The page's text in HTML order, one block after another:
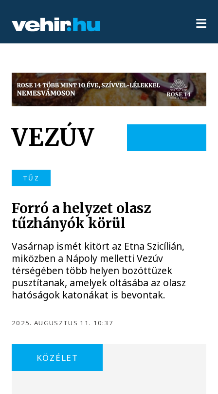
VEZÚV
TŰZ
Forró a helyzet olasz
tűzhányók körül
Vasárnap ismét kitört az Etna Szicílián,
miközben a Nápoly melletti Vezúv
térségében több helyen bozóttüzek
pusztítanak, amelyek oltásába az olasz
hatóságok katonákat is bevontak.
2025. AUGUSZTUS 11. 10:37
KÖZÉLET